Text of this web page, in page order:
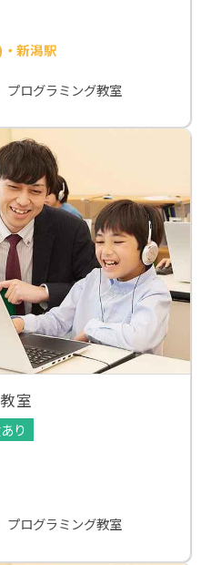
新潟駅
プログラミング教室
室
り
プログラミング教室